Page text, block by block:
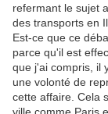
refermant le sujet
des transports en
Est-ce que ce
parce qu'il est
que j'ai compris, il
une volonté de
cette affaire. Cela